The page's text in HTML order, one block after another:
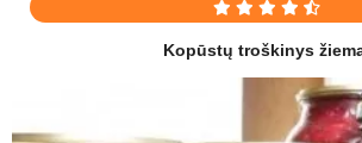
Kopūstų troškinys